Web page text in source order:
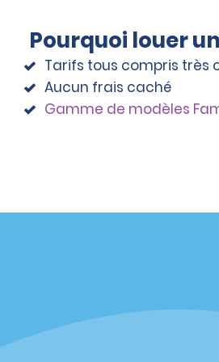
Pourquoi louer
Tarifs tous compris très
Aucun frais caché
Gamme de modèles